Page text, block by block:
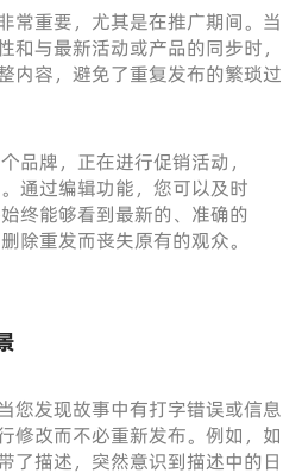
常重要，尤其是在推广期间。当
和与最新活动或产品的同步时，
内容，避免了重复发布的繁琐过
品牌，正在进行促销活动，
通过编辑功能，您可以及时
终能够看到最新的、准确的
除重发而丧失原有的观众。
您发现故事中有打字错误或信息
修改而不必重新发布。例如，如
了描述，突然意识到描述中的日